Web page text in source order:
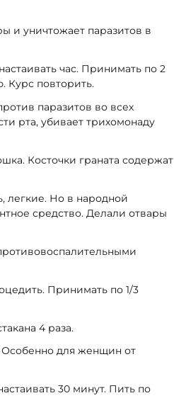
и уничтожает паразитов в
час. Принимать по 2
Курс повторить.
паразитов во всех
рта, убивает трихомонаду
Косточки граната содержат
легкие. Но в народной
средство. Делали отвары
Принимать по 1/3
4 раза.
Особенно для женщин от
30 минут. Пить по